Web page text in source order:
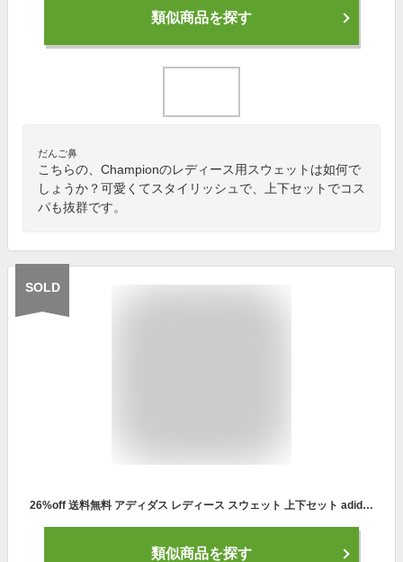
類似商品を探す
だんご鼻
こちらの、Championのレディース用スウェットは如何で
しょうか？可愛くてスタイリッシュで、上下セットでコス
パも抜群です。
SOLD
26%off 送料無料 アディダス レディース スウェット 上下セット adidas W WORDING フルジップフーディー パーカー トレーナー ロングパンツ 裏起毛 ジャージ スエット セットアップ 上下組 スポーツウェア スポーツカジュアル 2022秋新作 HF577 CE158
類似商品を探す